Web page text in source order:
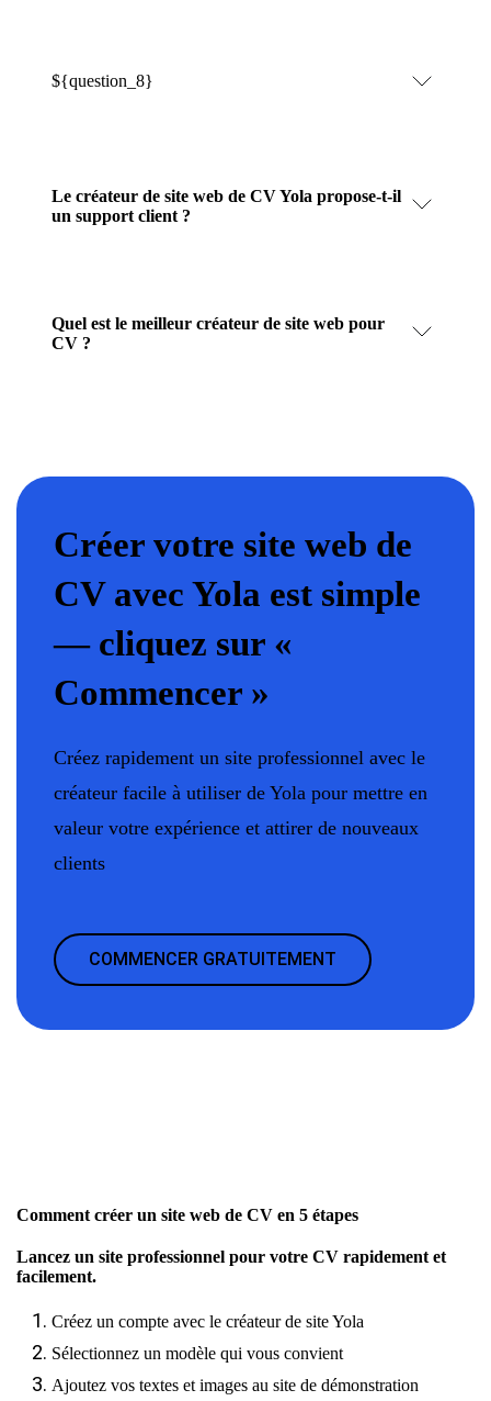
${question_8}
Le créateur de site web de CV Yola propose-t-il
un support client ?
Quel est le meilleur créateur de site web pour
CV ?
Créer votre site web de
CV avec Yola est simple
— cliquez sur «
Commencer »
Créez rapidement un site professionnel avec le
créateur facile à utiliser de Yola pour mettre en
valeur votre expérience et attirer de nouveaux
clients
COMMENCER GRATUITEMENT
Comment créer un site web de CV en 5 étapes
Lancez un site professionnel pour votre CV rapidement et
facilement.
Créez un compte avec le créateur de site Yola
Sélectionnez un modèle qui vous convient
Ajoutez vos textes et images au site de démonstration